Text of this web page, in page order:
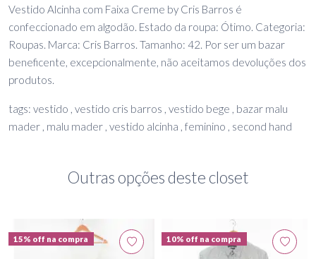
Vestido Alcinha com Faixa Creme by Cris Barros é
confeccionado em algodão. Estado da roupa: Ótimo. Categoria:
Roupas. Marca: Cris Barros. Tamanho: 42. Por ser um bazar
beneficente, excepcionalmente, não aceitamos devoluções dos
produtos.
tags: vestido , vestido cris barros , vestido bege , bazar malu
mader , malu mader , vestido alcinha , feminino , second hand
Outras opções deste closet
15% off na compra 10% off na compra